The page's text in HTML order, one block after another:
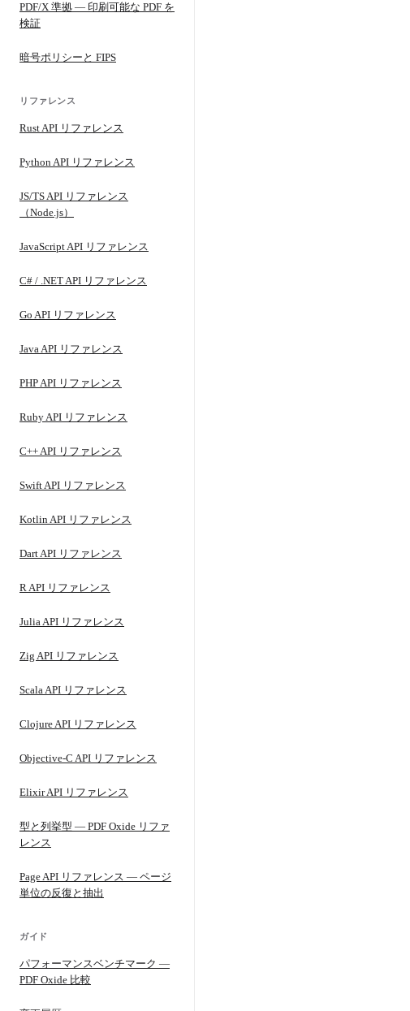
PDF/X 準拠 — 印刷可能な PDF を
検証
暗号ポリシーと FIPS
リファレンス
Rust API リファレンス
Python API リファレンス
JS/TS API リファレンス
（Node.js）
JavaScript API リファレンス
C# / .NET API リファレンス
Go API リファレンス
Java API リファレンス
PHP API リファレンス
Ruby API リファレンス
C++ API リファレンス
Swift API リファレンス
Kotlin API リファレンス
Dart API リファレンス
R API リファレンス
Julia API リファレンス
Zig API リファレンス
Scala API リファレンス
Clojure API リファレンス
Objective-C API リファレンス
Elixir API リファレンス
型と列挙型 — PDF Oxide リファ
レンス
Page API リファレンス — ページ
単位の反復と抽出
ガイド
パフォーマンスベンチマーク —
PDF Oxide 比較